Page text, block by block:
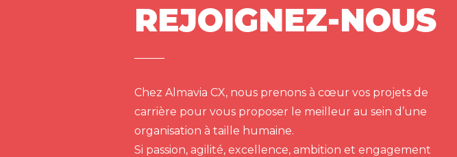
REJOIGNEZ-NOUS
Chez Almavia CX, nous prenons à cœur vos projets de
carrière pour vous proposer le meilleur au sein d’une
organisation à taille humaine.
Si passion, agilité, excellence, ambition et engagement